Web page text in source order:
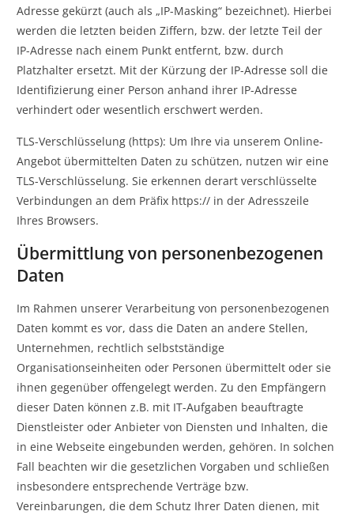
Adresse gekürzt (auch als „IP-Masking“ bezeichnet). Hierbei
werden die letzten beiden Ziffern, bzw. der letzte Teil der
IP-Adresse nach einem Punkt entfernt, bzw. durch
Platzhalter ersetzt. Mit der Kürzung der IP-Adresse soll die
Identifizierung einer Person anhand ihrer IP-Adresse
verhindert oder wesentlich erschwert werden.
TLS-Verschlüsselung (https): Um Ihre via unserem Online-
Angebot übermittelten Daten zu schützen, nutzen wir eine
TLS-Verschlüsselung. Sie erkennen derart verschlüsselte
Verbindungen an dem Präfix https:// in der Adresszeile
Ihres Browsers.
Übermittlung von personenbezogenen
Daten
Im Rahmen unserer Verarbeitung von personenbezogenen
Daten kommt es vor, dass die Daten an andere Stellen,
Unternehmen, rechtlich selbstständige
Organisationseinheiten oder Personen übermittelt oder sie
ihnen gegenüber offengelegt werden. Zu den Empfängern
dieser Daten können z.B. mit IT-Aufgaben beauftragte
Dienstleister oder Anbieter von Diensten und Inhalten, die
in eine Webseite eingebunden werden, gehören. In solchen
Fall beachten wir die gesetzlichen Vorgaben und schließen
insbesondere entsprechende Verträge bzw.
Vereinbarungen, die dem Schutz Ihrer Daten dienen, mit